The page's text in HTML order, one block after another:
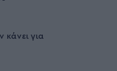
κάνει για